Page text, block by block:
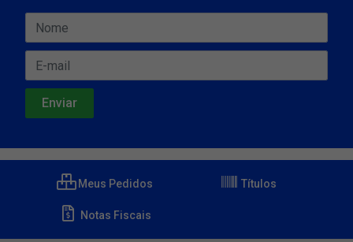
Meus Pedidos Títulos
Notas Fiscais